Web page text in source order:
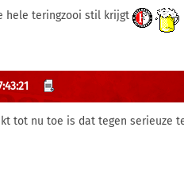
hele teringzooi stil krijgt
tot nu toe is dat tegen serieuze